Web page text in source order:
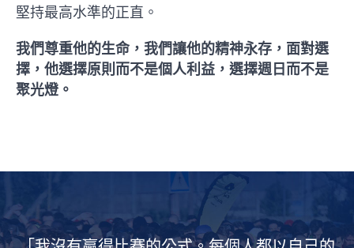
堅持最高水準的正直。
我們尊重他的生命，我們讓他的精神永存，面對選
擇，他選擇原則而不是個人利益，選擇週日而不是
聚光燈。